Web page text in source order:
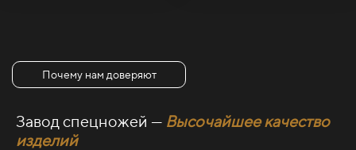
Почему нам доверяют
Завод спецножей — Высочайшее качество
изделий